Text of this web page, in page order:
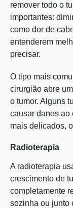
remover todo o
importantes:
como dor de
entenderem
precisar.
O tipo mais
cirurgião abre
o tumor. Alguns
causar danos ao
mais delicados,
Radioterapia
A radioterapia
crescimento de
completamente
sozinha ou junto